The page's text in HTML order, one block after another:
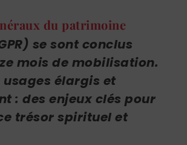
du patrimoine
se sont conclus
mois de mobilisation.
élargis et
: des enjeux clés pour
trésor spirituel et